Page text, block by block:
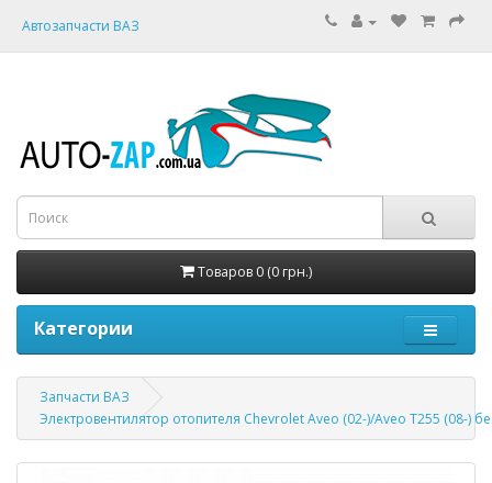
Автозапчасти ВАЗ
Товаров 0 (0 грн.)
Категории
Запчасти ВАЗ
Электровентилятор отопителя Chevrolet Aveo (02-)/Aveo Т255 (08-)